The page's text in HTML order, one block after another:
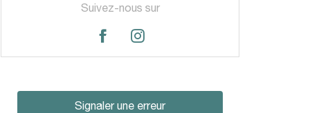
Suivez-nous sur
Signaler une erreur